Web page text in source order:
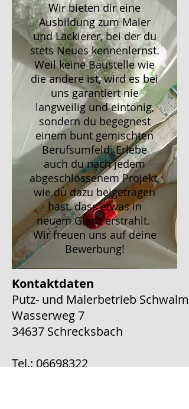
Wir bieten dir eine
Ausbildung zum Maler
und Lackierer, bei der du
stets Neues kennenlernst.
Weil keine Baustelle wie
die andere ist, wird es bei
uns garantiert nie
langweilig und eintönig,
sondern du begegnest
einem bunt gemischten
Berufsumfeld. Erlebe
auch du nach jedem
abgeschlossenem Projekt,
wie du dazu beigetragen
hast, dass etwas in
neuem Glanz erstrahlt.
Wir freuen uns auf deine
Bewerbung!
Kontaktdaten
Putz- und Malerbetrieb Schwalm
Wasserweg 7
34637 Schrecksbach
Tel.:06698322